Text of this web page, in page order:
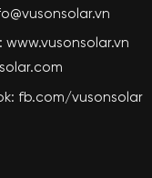
www.vusonsolar.vn
fb.com/vusonsolar